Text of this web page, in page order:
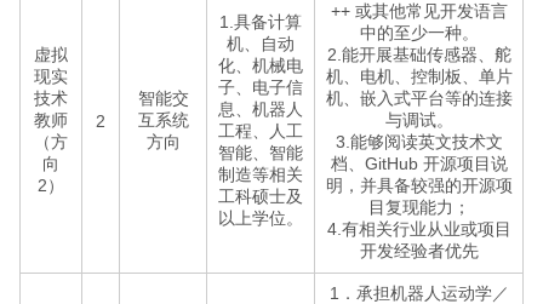
虚拟
现实
技术
教师
（方
向
2）
2
智能交
互系统
方向
1.具备计算
机、自动
化、机械电
子、电子信
息、机器人
工程、人工
智能、智能
制造等相关
工科硕士及
以上学位。
++ 或其他常见开发语言
中的至少一种。
2.能开展基础传感器、舵
机、电机、控制板、单片
机、嵌入式平台等的连接
与调试。
3.能够阅读英文技术文
档、GitHub 开源项目说
明，并具备较强的开源项
目复现能力；
4.有相关行业从业或项目
开发经验者优先
1．承担机器人运动学／